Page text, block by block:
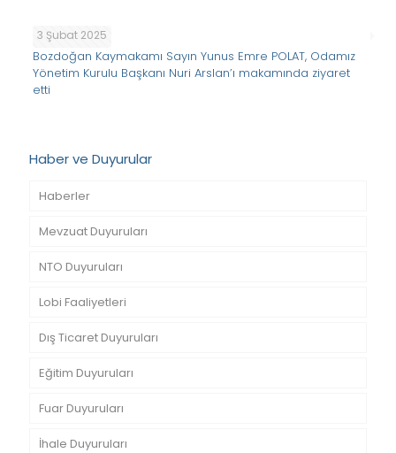
3 Şubat 2025
Bozdoğan Kaymakamı Sayın Yunus Emre POLAT, Odamız
Yönetim Kurulu Başkanı Nuri Arslan’ı makamında ziyaret
etti
Haber ve Duyurular
Haberler
Mevzuat Duyuruları
NTO Duyuruları
Lobi Faaliyetleri
Dış Ticaret Duyuruları
Eğitim Duyuruları
Fuar Duyuruları
İhale Duyuruları